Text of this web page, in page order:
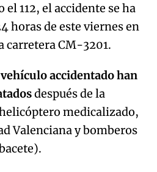
112, el accidente se ha
horas de este viernes en
carretera CM-3201.
accidentado han
después de la
medicalizado,
Valenciana y bomberos